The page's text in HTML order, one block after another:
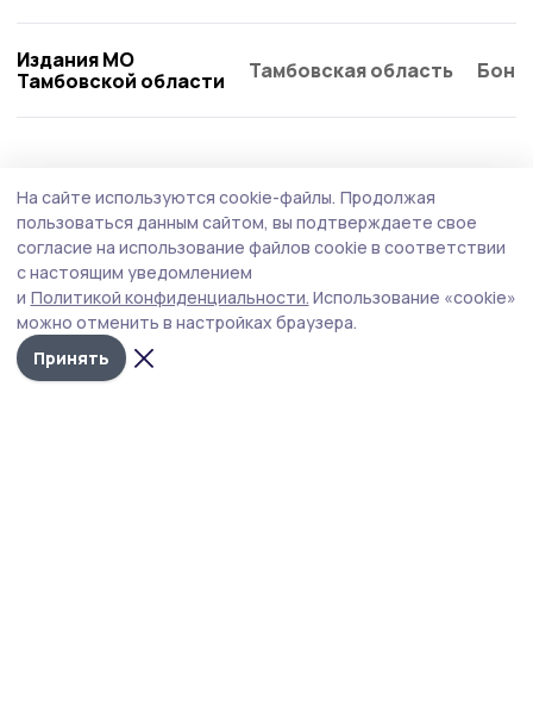
Издания МО
Тамбовской области
Тамбовская область
В августе передвижной флюорограф
посетит семь населённых пунктов
Притамбовья
Для записи необходимо обратиться к сотруднику ФАПа
или амбулатории своего населённого пункта.
На сайте используются cookie-файлы. Продолжая
пользоваться данным сайтом, вы подтверждаете свое
согласие на использование файлов cookie в соответствии
с настоящим уведомлением
и Политикой конфиденциальности. Использование «cookie»
можно отменить в настройках браузера.
Принять